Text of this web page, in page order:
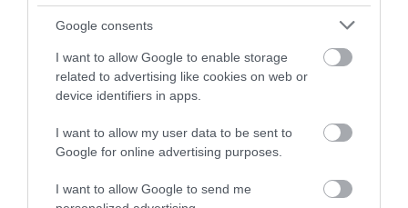
Google consents
I want to allow Google to enable storage
related to advertising like cookies on web or
device identifiers in apps.
I want to allow my user data to be sent to
Google for online advertising purposes.
I want to allow Google to send me